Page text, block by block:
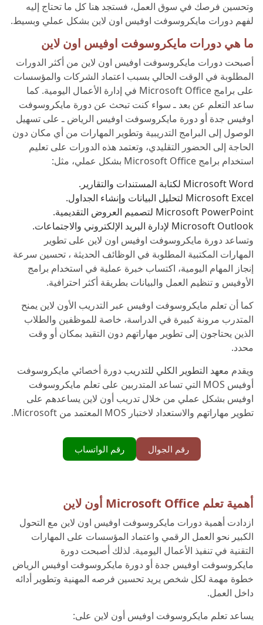
وتحسين فرصك في سوق العمل، فستجد هنا كل ما تحتاج إليه
لفهم دورات مايكروسوفت اوفيس اون لاين بشكل عملي وبسيط.
ما هي دورات مايكروسوفت اوفيس اون لاين
أصبحت دورات مايكروسوفت اوفيس اون لاين من أكثر الدورات
المطلوبة في الوقت الحالي بسبب اعتماد الشركات والمؤسسات
على برامج Microsoft Office في إدارة الأعمال اليومية. كما
ساعد التعلم عن بعد ـ سواء كنت تبحث عن دورة مايكروسوفت
اوفيس جدة أو دورة مايكروسوفت اوفيس الرياض ـ على تسهيل
الوصول إلى البرامج التدريبية وتطوير المهارات من أي مكان دون
الحاجة إلى الحضور التقليدي، وتعتمد هذه الدورات على تعليم
استخدام برامج Microsoft Office بشكل عملي، مثل:
Microsoft Word لكتابة المستندات والتقارير.
Microsoft Excel لتحليل البيانات وإنشاء الجداول.
Microsoft PowerPoint لتصميم العروض التقديمية.
Microsoft Outlook لإدارة البريد الإلكتروني والاجتماعات.
وتساعد دورة مايكروسوفت اوفيس اون لاين على تطوير
المهارات المكتبية المطلوبة في الوظائف الحديثة ، تحسين سرعة
إنجاز المهام اليومية، اكتساب خبرة عملية في استخدام برامج
الأوفيس و تنظيم العمل والبيانات بطريقة أكثر احترافية.
كما أن تعلم مايكروسوفت اوفيس عبر التدريب الأون لاين يمنح
المتدرب مرونة كبيرة في الدراسة، خاصة للموظفين والطلاب
الذين يحتاجون إلى تطوير مهاراتهم دون التقيد بمكان أو وقت
محدد.
ويقدم معهد التطوير الكلي للتدريب دورة أخصائي مايكروسوفت
أوفيس MOS التي تساعد المتدربين على تعلم مايكروسوفت
اوفيس بشكل عملي من خلال تدريب أون لاين يساعدهم على
تطوير مهاراتهم والاستعداد لاختبار MOS المعتمد من Microsoft.
رقم الجوال رقم الواتساب
أهمية تعلم Microsoft Office أون لاين
ازدادت أهمية دورات مايكروسوفت اوفيس اون لاين مع التحول
الكبير نحو العمل الرقمي واعتماد المؤسسات على المهارات
التقنية في تنفيذ الأعمال اليومية. لذلك أصبحت دورة
مايكروسوفت اوفيس جدة أو دورة مايكروسوفت اوفيس الرياض
خطوة مهمة لكل شخص يريد تحسين فرصه المهنية وتطوير أدائه
داخل العمل.
يساعد تعلم مايكروسوفت اوفيس أون لاين على: